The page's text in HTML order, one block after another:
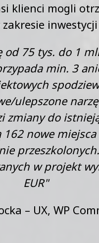
klienci mogli
75 tys. do 1
min. 3
ulepszone
zmiany do
nowe
w projekt
EUR"
– UX, WP